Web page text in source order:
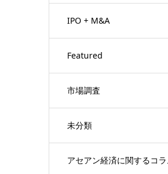
IPO + M&A
Featured
市場調査
未分類
アセアン経済に関するコ